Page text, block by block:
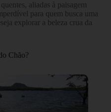
aliadas à paisagem
para quem busca uma
explorar a beleza crua da
Chão?